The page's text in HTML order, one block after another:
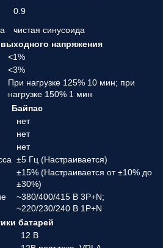
0.9
чистая синусоида
напряжения
<1%
<3%
При нагрузке 125% 10 мин; при
нагрузке 150% 1 мин
Байпас
нет
нет
нет
±5 Гц (Настраивается)
±15% (Настраивается от ±10% до
±30%)
~380/400/415 В 3P+N;
~220/230/240 В 1P+N
батарей
12 В